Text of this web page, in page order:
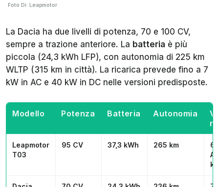
Foto Di: Leapmotor
La Dacia ha due livelli di potenza, 70 e 100 CV,
sempre a trazione anteriore. La batteria è più
piccola (24,3 kWh LFP), con autonomia di 225 km
WLTP (315 km in città). La ricarica prevede fino a 7
kW in AC e 40 kW in DC nelle versioni predisposte.
Modello Potenza Batteria Autonomia
Leapmotor
T03
95 CV 37,3 kWh 265 km